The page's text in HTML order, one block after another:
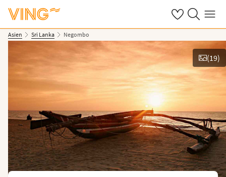
Se dinaSök på ving.se
Meny
Asien Sri Lanka Negombo
Se bilder
(19)